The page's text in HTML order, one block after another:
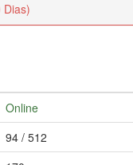
Dias)
Online
94 / 512